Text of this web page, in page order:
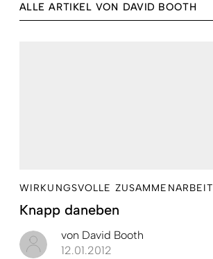
ALLE ARTIKEL VON DAVID BOOTH
WIRKUNGSVOLLE ZUSAMMENARBEIT
Knapp daneben
von David Booth
12.01.2012